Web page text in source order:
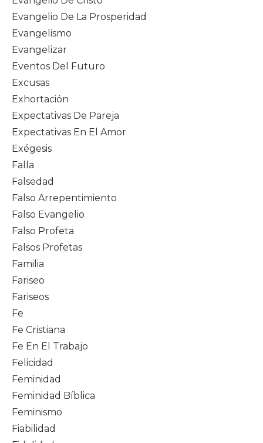
Evangelio De La Prosperidad
Evangelismo
Evangelizar
Eventos Del Futuro
Excusas
Exhortación
Expectativas De Pareja
Expectativas En El Amor
Exégesis
Falla
Falsedad
Falso Arrepentimiento
Falso Evangelio
Falso Profeta
Falsos Profetas
Familia
Fariseo
Fariseos
Fe
Fe Cristiana
Fe En El Trabajo
Felicidad
Feminidad
Feminidad Bíblica
Feminismo
Fiabilidad